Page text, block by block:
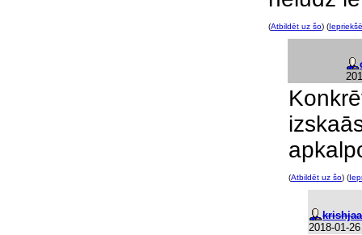
(Atbildēt uz šo) (
(Atbildēt uz šo) (
2018-01-